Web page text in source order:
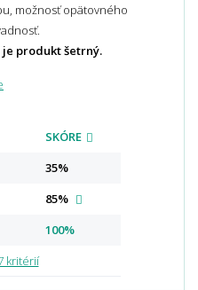
možnosť opätovného
produkt šetrný.
SKÓRE
35%
85%
100%
kritérií